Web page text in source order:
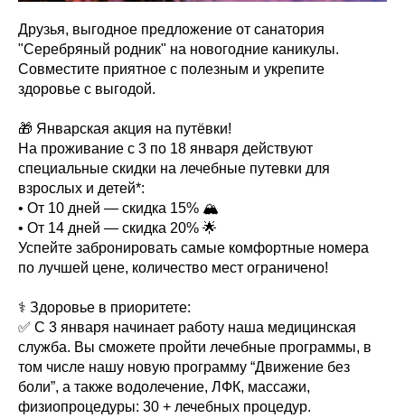
Друзья, выгодное предложение от санатория
"Серебряный родник" на новогодние каникулы.
Совместите приятное с полезным и укрепите
здоровье с выгодой.
🎁 Январская акция на путёвки!
На проживание с 3 по 18 января действуют
специальные скидки на лечебные путевки для
взрослых и детей*:
• От 10 дней — скидка 15% 🏔
• От 14 дней — скидка 20% 🌟
Успейте забронировать самые комфортные номера
по лучшей цене, количество мест ограничено!
⚕️ Здоровье в приоритете:
✅ С 3 января начинает работу наша медицинская
служба. Вы сможете пройти лечебные программы, в
том числе нашу новую программу “Движение без
боли”, а также водолечение, ЛФК, массажи,
физиопроцедуры: 30 + лечебных процедур.